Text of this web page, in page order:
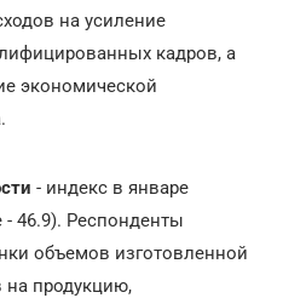
на усиление
кадров, а
экономической
- индекс в январе
- 46.9). Респонденты
объемов изготовленной
на продукцию,